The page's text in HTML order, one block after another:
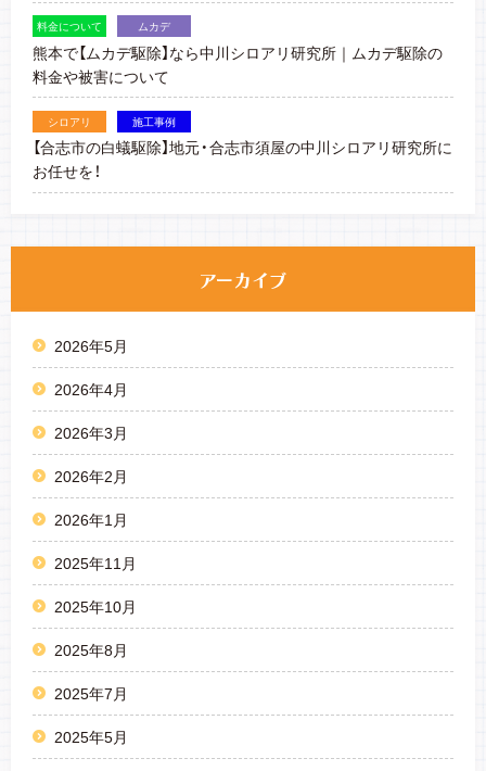
料金について ムカデ
熊本で【ムカデ駆除】なら中川シロアリ研究所｜ムカデ駆除の
料金や被害について
シロアリ 施工事例
【合志市の白蟻駆除】地元・合志市須屋の中川シロアリ研究所に
お任せを！
2026年5月
2026年4月
2026年3月
2026年2月
2026年1月
2025年11月
2025年10月
2025年8月
2025年7月
2025年5月